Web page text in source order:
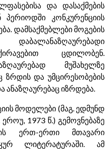
და დასაქმების
პერიოდში კონკურენციის
დამსაქმებლები მოგების
ცდილობენ.
მუშახელზე
ზრდის და უმცირესობების
ანაზღაურებაც იზრდება.
მოდელები (მაგ. ედმუნდ
1973 წ.) გემოვნებაზე
ერთ-ერთი მთავარი
ლიტერატურაში. ამ